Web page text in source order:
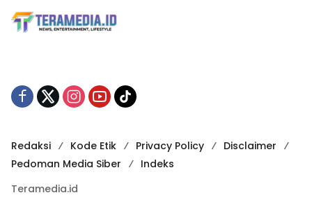
Redaksi Kode Etik Privacy Policy
Disclaimer
Pedoman Media Siber
Indeks
Teramedia.id